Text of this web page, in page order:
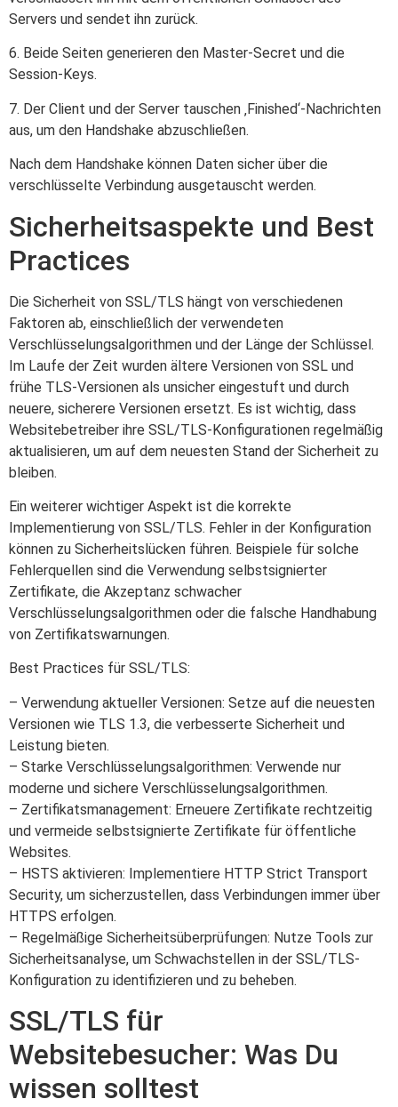
Servers und sendet ihn zurück.
6. Beide Seiten generieren den Master-Secret und die
Session-Keys.
7. Der Client und der Server tauschen ‚Finished‘-Nachrichten
aus, um den Handshake abzuschließen.
Nach dem Handshake können Daten sicher über die
verschlüsselte Verbindung ausgetauscht werden.
Sicherheitsaspekte und Best
Practices
Die Sicherheit von SSL/TLS hängt von verschiedenen
Faktoren ab, einschließlich der verwendeten
Verschlüsselungsalgorithmen und der Länge der Schlüssel.
Im Laufe der Zeit wurden ältere Versionen von SSL und
frühe TLS-Versionen als unsicher eingestuft und durch
neuere, sicherere Versionen ersetzt. Es ist wichtig, dass
Websitebetreiber ihre SSL/TLS-Konfigurationen regelmäßig
aktualisieren, um auf dem neuesten Stand der Sicherheit zu
bleiben.
Ein weiterer wichtiger Aspekt ist die korrekte
Implementierung von SSL/TLS. Fehler in der Konfiguration
können zu Sicherheitslücken führen. Beispiele für solche
Fehlerquellen sind die Verwendung selbstsignierter
Zertifikate, die Akzeptanz schwacher
Verschlüsselungsalgorithmen oder die falsche Handhabung
von Zertifikatswarnungen.
Best Practices für SSL/TLS:
– Verwendung aktueller Versionen: Setze auf die neuesten
Versionen wie TLS 1.3, die verbesserte Sicherheit und
Leistung bieten.
– Starke Verschlüsselungsalgorithmen: Verwende nur
moderne und sichere Verschlüsselungsalgorithmen.
– Zertifikatsmanagement: Erneuere Zertifikate rechtzeitig
und vermeide selbstsignierte Zertifikate für öffentliche
Websites.
– HSTS aktivieren: Implementiere HTTP Strict Transport
Security, um sicherzustellen, dass Verbindungen immer über
HTTPS erfolgen.
– Regelmäßige Sicherheitsüberprüfungen: Nutze Tools zur
Sicherheitsanalyse, um Schwachstellen in der SSL/TLS-
Konfiguration zu identifizieren und zu beheben.
SSL/TLS für
Websitebesucher: Was Du
wissen solltest